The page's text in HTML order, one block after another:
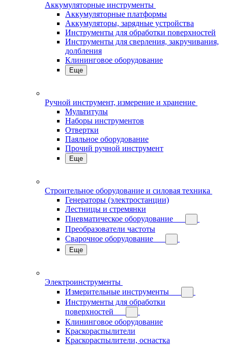
Аккумуляторные инструменты
Аккумуляторные платформы
Аккумуляторы, зарядные устройства
Инструменты для обработки поверхностей
Инструменты для сверления, закручивания,
долбления
Клининговое оборудование
Еще
Ручной инструмент, измерение и хранение
Мультитулы
Наборы инструментов
Отвертки
Паяльное оборудование
Прочий ручной инструмент
Еще
Строительное оборудование и силовая техника
Генераторы (электростанции)
Лестницы и стремянки
Пневматическое оборудование
Преобразователи частоты
Сварочное оборудование
Еще
Электроинструменты
Измерительные инструменты
Инструменты для обработки
поверхностей
Клининговое оборудование
Краскораспылители
Краскораспылители, оснастка